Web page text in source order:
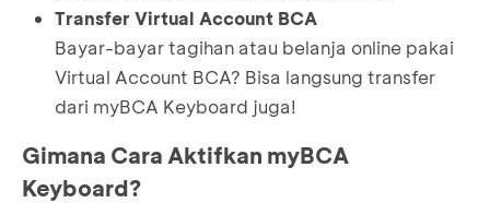
Transfer Virtual Account BCA
Bayar-bayar tagihan atau belanja online pakai
Virtual Account BCA? Bisa langsung transfer
dari myBCA Keyboard juga!
Gimana Cara Aktifkan myBCA
Keyboard?